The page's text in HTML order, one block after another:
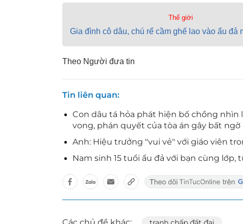
Thế giới
Gia đình cô dâu, chú rể cầm ghế lao vào ẩu đả
Theo Người đưa tin
Tin liên quan
Con dâu tá hỏa phát hiện bố chồng
vong, phán quyết của tòa án gây bất ngờ
Anh: Hiệu trưởng "vui vẻ" với giáo viên
Nam sinh 15 tuổi ẩu đả với bạn cùng